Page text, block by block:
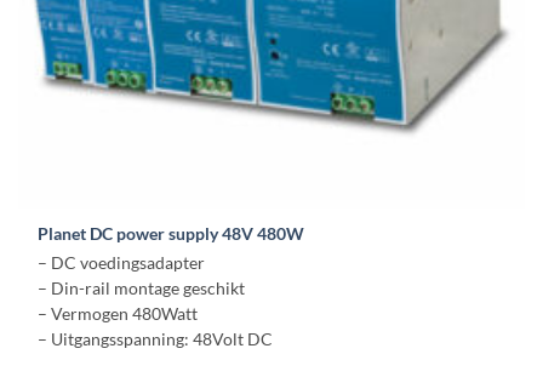
Planet DC power supply 48V 480W
– DC voedingsadapter
– Din-rail montage geschikt
– Vermogen 480Watt
– Uitgangsspanning: 48Volt DC